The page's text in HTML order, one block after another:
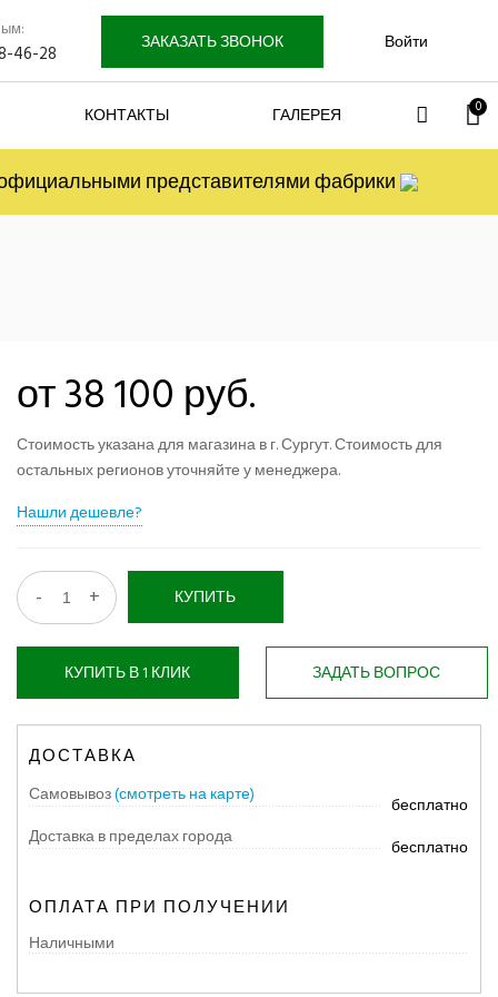
46-28 ЗАКАЗАТЬ ЗВОНОК Войти
КОНТАКТЫ ГАЛЕРЕЯ 0
представителями фабрики
от 38 100 руб.
Стоимость указана для магазина в г. Сургут. Стоимость для
остальных регионов уточняйте у менеджера.
Нашли дешевле?
- + КУПИТЬ
КУПИТЬ В 1 КЛИК ЗАДАТЬ ВОПРОС
ДОСТАВКА
Самовывоз(смотреть на карте)
бесплатно
Доставка в пределах города
бесплатно
ОПЛАТА ПРИ ПОЛУЧЕНИИ
Наличными